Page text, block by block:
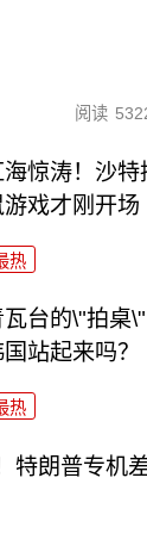
阅读
海惊涛！沙
游戏才刚开场
热
瓦台的\"拍桌
站起来吗？
热
特朗普专机